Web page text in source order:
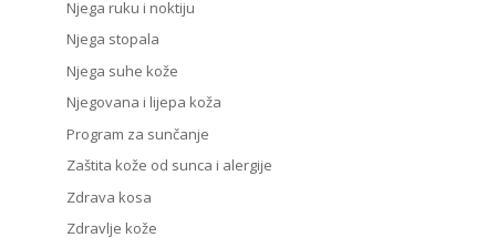
Njega ruku i noktiju
Njega stopala
Njega suhe kože
Njegovana i lijepa koža
Program za sunčanje
Zaštita kože od sunca i alergije
Zdrava kosa
Zdravlje kože